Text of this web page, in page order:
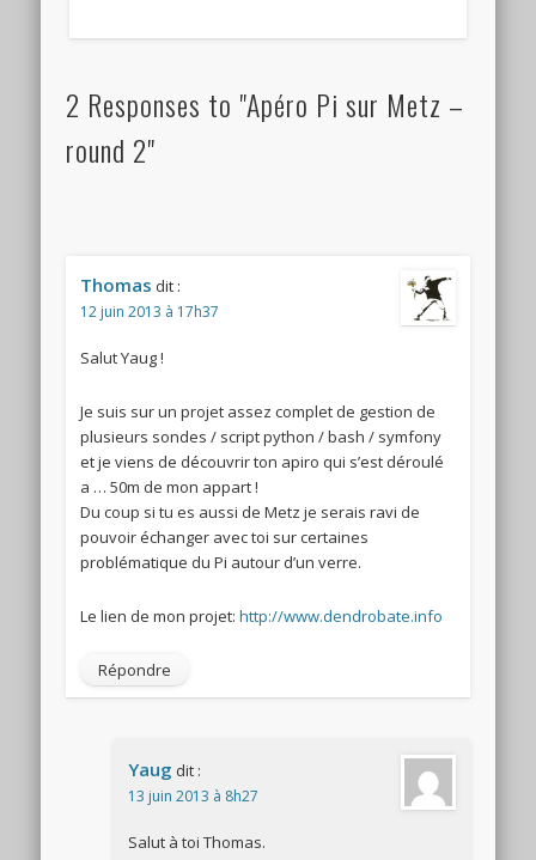
2 Responses to "Apéro Pi sur Metz –
round 2"
Thomas dit :
12 juin 2013 à 17h37
Salut Yaug !
Je suis sur un projet assez complet de gestion de
plusieurs sondes / script python / bash / symfony
et je viens de découvrir ton apiro qui s’est déroulé
a … 50m de mon appart !
Du coup si tu es aussi de Metz je serais ravi de
pouvoir échanger avec toi sur certaines
problématique du Pi autour d’un verre.
Le lien de mon projet: http://www.dendrobate.info
Répondre
Yaug dit :
13 juin 2013 à 8h27
Salut à toi Thomas.